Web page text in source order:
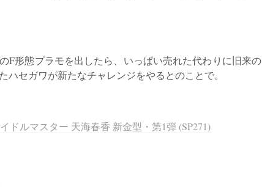
F形態プラモを出したら、いっぱい売れた代わりに旧来の
ハセガワが新たなチャレンジをやるとのことで。
ドルマスター 天海春香 新金型・第1弾 (SP271)